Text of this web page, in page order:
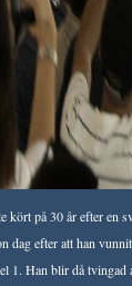
på 30 år efter en
dag efter att han
1. Han blir då